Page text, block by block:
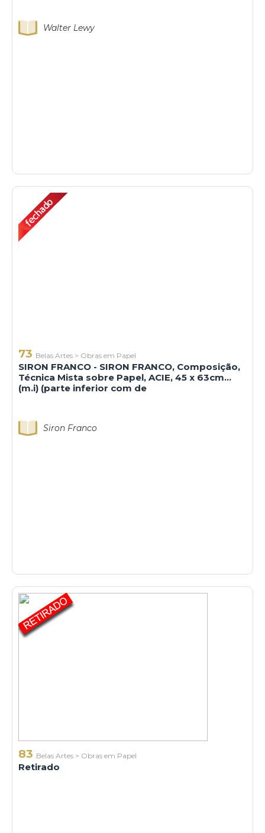
Walter Lewy
73 Belas Artes > Obras em Papel
SIRON FRANCO - SIRON FRANCO, Composição,
Técnica Mista sobre Papel, ACIE, 45 x 63cm
(m.i) (parte inferior com de
Siron Franco
83 Belas Artes > Obras em Papel
Retirado